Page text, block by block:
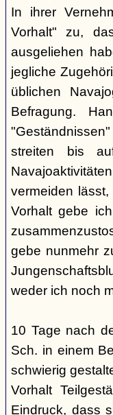
In ihrer
Vorhalt" zu,
ausgeliehen
jegliche
üblichen
Befragung.
streiten bis
vermeiden
Vorhalt gebe
gebe nunmehr
weder ich noch
10 Tage nach
Sch. in einem
schwierig
Vorhalt
Eindruck, dass